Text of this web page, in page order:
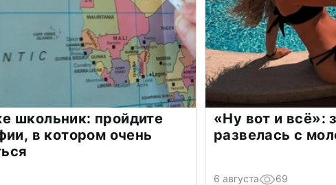
школьник: пройдите
в котором очень
«Ну вот и всё»:
развелась с
6 августа 69